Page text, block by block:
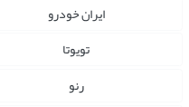
ایران خودرو
تویوتا
رنو